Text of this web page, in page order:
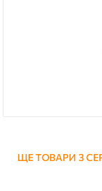
ЩЕ ТОВАРИ З